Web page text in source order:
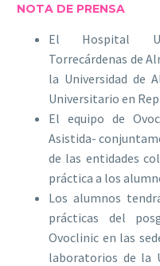
NOTA DE PRENSA
El Hospital
Torrecárdenas de
la Universidad de
Universitario en
El equipo de
Asistida-
de las entidades
práctica a los
Los alumnos
prácticas del
Ovoclinic en las
laboratorios de la